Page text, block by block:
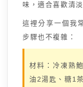
味，適合喜歡清淡
這裡分享一個我
步驟也不複雜：
材料：冷凍熟
油2湯匙、糖1